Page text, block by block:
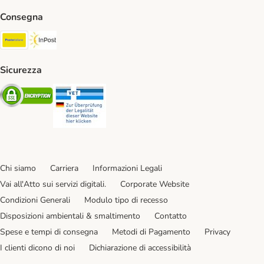
Consegna
Poste Italiane. Shipping Method
Sicurezza
Security
Chi siamo Carriera
Informazioni Legali
Vai all'Atto sui servizi digitali.
Corporate Website
Condizioni Generali
Modulo tipo di recesso
Disposizioni ambientali & smaltimento
Contatto
Spese e tempi di consegna
Metodi di Pagamento
Privacy
I clienti dicono di noi
Dichiarazione di accessibilità